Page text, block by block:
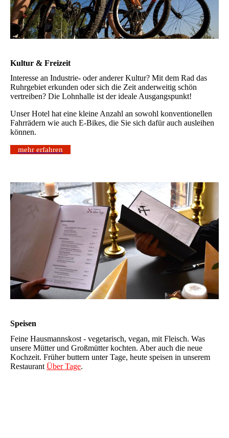
Kultur & Freizeit
Interesse an Industrie- oder anderer Kultur? Mit dem Rad das
Ruhrgebiet erkunden oder sich die Zeit anderweitig schön
vertreiben? Die Lohnhalle ist der ideale Ausgangspunkt!
Unser Hotel hat eine kleine Anzahl an sowohl konventionellen
Fahrrädern wie auch E-Bikes, die Sie sich dafür auch ausleihen
können.
mehr erfahren
Speisen
Feine Hausmannskost - vegetarisch, vegan, mit Fleisch. Was
unsere Mütter und Großmütter kochten. Aber auch die neue
Kochzeit. Früher buttern unter Tage, heute speisen in unserem
Restaurant Über Tage.